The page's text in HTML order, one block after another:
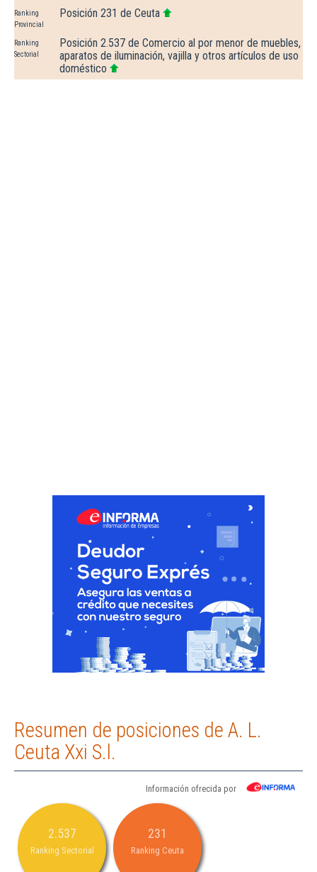
Ranking
Provincial
Posición 231 de Ceuta
Ranking
Sectorial
Posición 2.537 de Comercio al por menor de muebles,
aparatos de iluminación, vajilla y otros artículos de uso
doméstico
Resumen de posiciones de A. L.
Ceuta Xxi S.l.
Información ofrecida por
2.537
Ranking Sectorial
231
Ranking Ceuta